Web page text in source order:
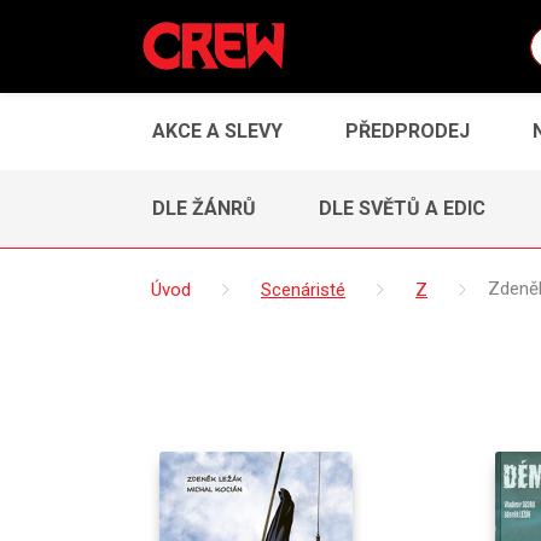
AKCE A SLEVY PŘEDPRODEJ
DLE ŽÁNRŮ DLE SVĚTŮ A EDIC
Úvod Scenáristé Z